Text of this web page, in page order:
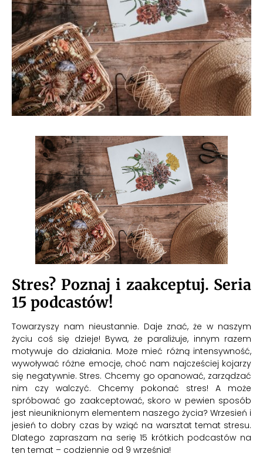
Stres? Poznaj i zaakceptuj. Seria
15 podcastów!
Towarzyszy nam nieustannie. Daje znać, że w naszym
życiu coś się dzieje! Bywa, że paraliżuje, innym razem
motywuje do działania. Może mieć różną intensywność,
wywoływać różne emocje, choć nam najcześciej kojarzy
się negatywnie. Stres. Chcemy go opanować, zarządzać
nim czy walczyć. Chcemy pokonać stres! A może
spróbować go zaakceptować, skoro w pewien sposób
jest nieuniknionym elementem naszego życia? Wrzesień i
jesień to dobry czas by wziąć na warsztat temat stresu.
Dlatego zapraszam na serię 15 krótkich podcastów na
ten temat – codziennie od 9 września!